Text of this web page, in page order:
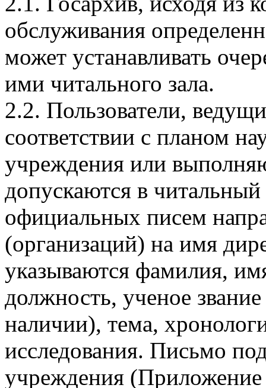
обслуживания
может устанавливать
ими читального зала.
2.2. Пользователи,
соответствии с планом
учреждения или
допускаются в
официальных писем
(организаций) на имя
указываются фамилия,
должность, ученое
наличии), тема,
исследования. Письмо
учреждения